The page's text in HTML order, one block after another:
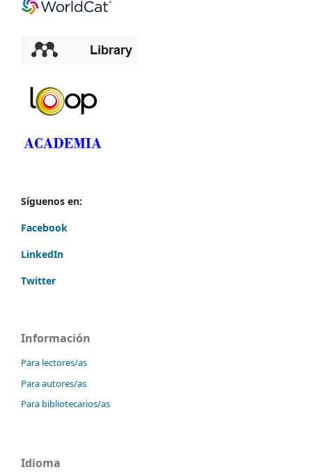
Síguenos en:
Facebook
LinkedIn
Twitter
Información
Para lectores/as
Para autores/as
Para bibliotecarios/as
Idioma